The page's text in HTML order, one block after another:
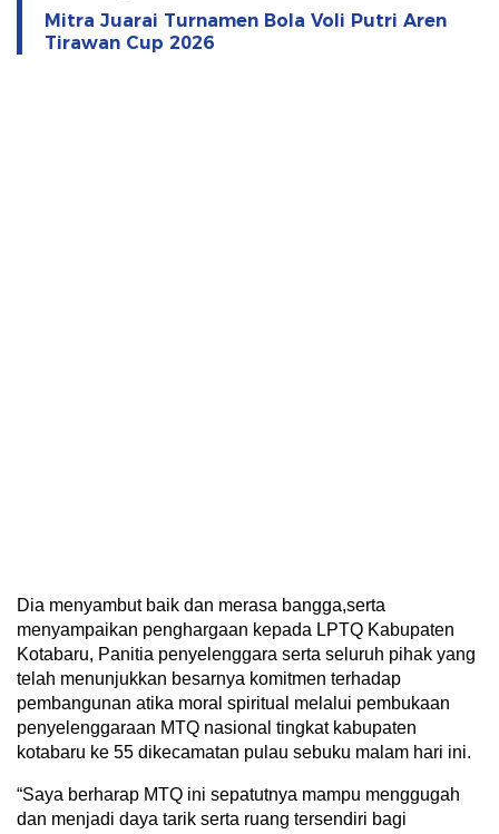
Mitra Juarai Turnamen Bola Voli Putri Aren
Tirawan Cup 2026
Dia menyambut baik dan merasa bangga,serta
menyampaikan penghargaan kepada LPTQ Kabupaten
Kotabaru, Panitia penyelenggara serta seluruh pihak yang
telah menunjukkan besarnya komitmen terhadap
pembangunan atika moral spiritual melalui pembukaan
penyelenggaraan MTQ nasional tingkat kabupaten
kotabaru ke 55 dikecamatan pulau sebuku malam hari ini.
“Saya berharap MTQ ini sepatutnya mampu menggugah
dan menjadi daya tarik serta ruang tersendiri bagi